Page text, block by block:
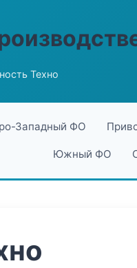
Техно
Западный ФО
Южный ФО